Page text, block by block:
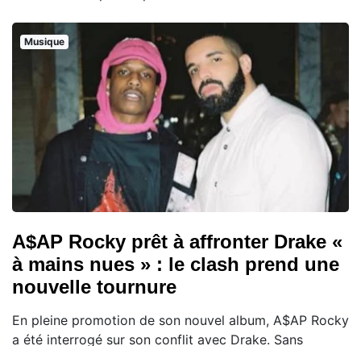
Musique
A$AP Rocky prêt à affronter Drake «
à mains nues » : le clash prend une
nouvelle tournure
En pleine promotion de son nouvel album, A$AP Rocky
a été interrogé sur son conflit avec Drake. Sans